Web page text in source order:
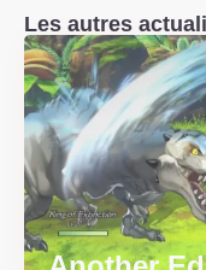
Les autres